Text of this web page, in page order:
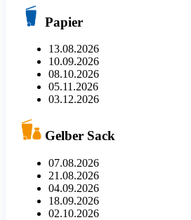
Papier
13.08.2026
10.09.2026
08.10.2026
05.11.2026
03.12.2026
Gelber Sack
07.08.2026
21.08.2026
04.09.2026
18.09.2026
02.10.2026